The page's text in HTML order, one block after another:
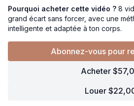
Tu apprendras à mettre du sens dans
comprendre comment mobiliser les
extenseurs de hanche, et à intégrer
possibles — selon ton niveau, ton
Un vrai travail progressif, intelligent et
Pourquoi acheter cette vidéo ? 8
grand écart sans forcer, avec une
intelligente et adaptée à ton corps.
Abonnez-vous pour
Acheter
Louer